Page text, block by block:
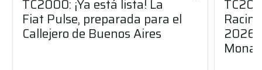
TC2000: ¡Ya está lista! La
Fiat Pulse, preparada para el
Callejero de Buenos Aires 2026